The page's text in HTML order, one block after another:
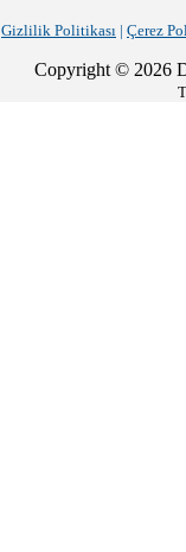
Gizlilik Politikası | Çerez
Copyright © 2026